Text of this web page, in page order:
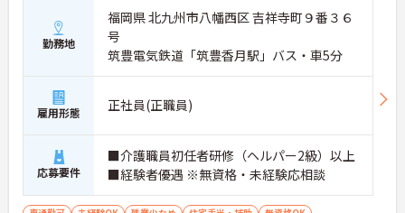
勤務地
福岡県 北九州市八幡西区 吉祥寺町９番３６
号
筑豊電気鉄道「筑豊香月駅」バス・車5分
雇用形態 正社員(正職員)
応募要件
■介護職員初任者研修（ヘルパー2級）以上
■経験者優遇 ※無資格・未経験応相談